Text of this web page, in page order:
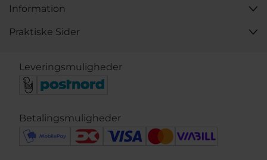
Information
Praktiske Sider
Leveringsmuligheder
Betalingsmuligheder